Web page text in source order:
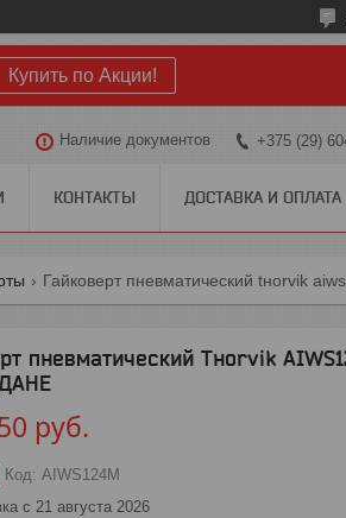
Купить по Акции!
Наличие документов +375 (29)
КОНТАКТЫ ДОСТАВКА И ОПЛАТА
пневматический Tнorvik
руб.
Код: AIWS124M
с 21 августа 2026